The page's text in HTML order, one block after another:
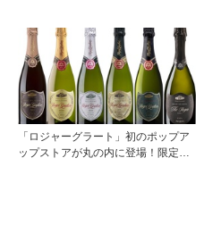
「ロジャーグラート」初のポップア
ップストアが丸の内に登場！限定キ